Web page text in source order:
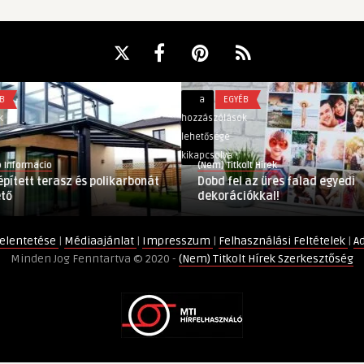
és polikarbonát
fel
az
üres
falad
egyedi
hozzászólások
lehetősége
kikapcsolva
(Nem) Titkolt Hírek
Dobd fel az üres falad egyedi
dekorációkkal!
| Médiaajánlat | Impresszum | Felhasználási Feltételek |
Minden Jog Fenntartva © 2020 - (Nem) Titkolt Hírek Szerkesztőség